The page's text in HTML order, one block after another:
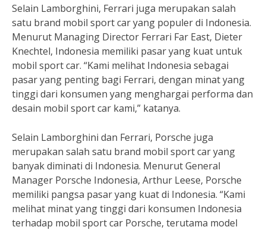
Selain Lamborghini, Ferrari juga merupakan salah
satu brand mobil sport car yang populer di Indonesia.
Menurut Managing Director Ferrari Far East, Dieter
Knechtel, Indonesia memiliki pasar yang kuat untuk
mobil sport car. “Kami melihat Indonesia sebagai
pasar yang penting bagi Ferrari, dengan minat yang
tinggi dari konsumen yang menghargai performa dan
desain mobil sport car kami,” katanya.
Selain Lamborghini dan Ferrari, Porsche juga
merupakan salah satu brand mobil sport car yang
banyak diminati di Indonesia. Menurut General
Manager Porsche Indonesia, Arthur Leese, Porsche
memiliki pangsa pasar yang kuat di Indonesia. “Kami
melihat minat yang tinggi dari konsumen Indonesia
terhadap mobil sport car Porsche, terutama model